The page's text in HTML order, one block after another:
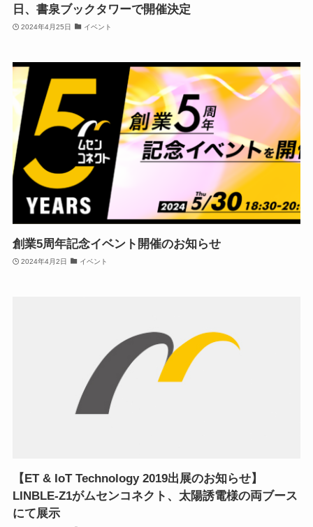
日、書泉ブックタワーで開催決定
2024年4月25日 イベント
創業5周年記念イベント開催のお知らせ
2024年4月2日 イベント
【ET & IoT Technology 2019出展のお知らせ】
LINBLE-Z1がムセンコネクト、太陽誘電様の両ブース
にて展示